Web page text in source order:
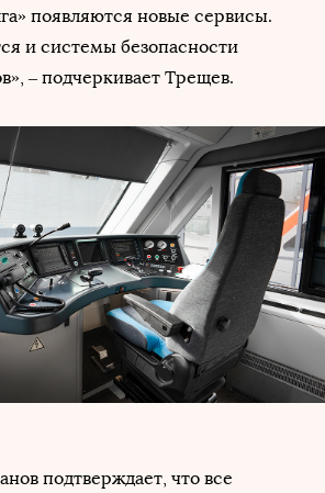
появляются новые сервисы.
и системы безопасности
– подчеркивает Трещев.
подтверждает, что все